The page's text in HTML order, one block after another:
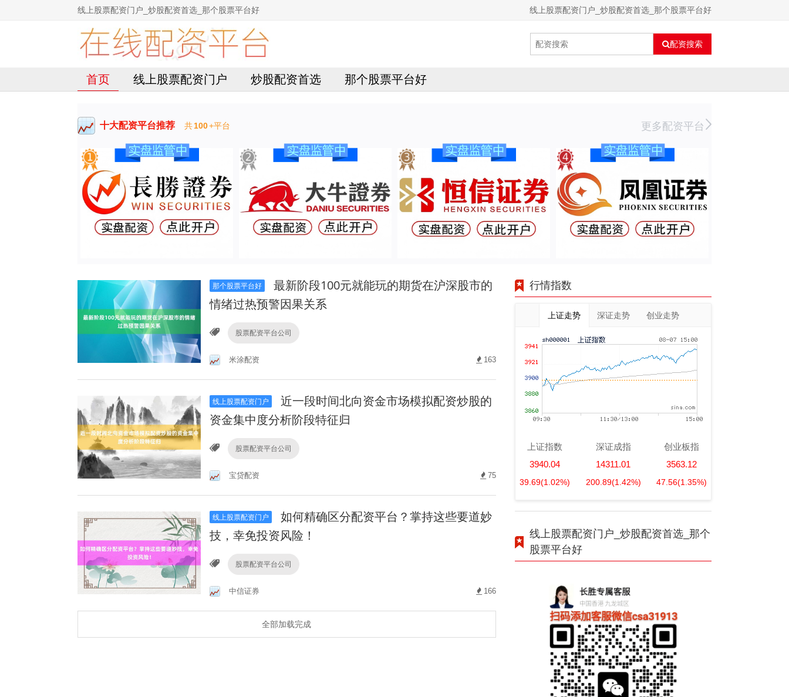
线上股票配资门户_炒股配资首选_那个股票平台好 线上股票配资门户_炒股配资首选_那个股票平台好
配资搜索
首页 线上股票配资门户 炒股配资首选 那个股票平台好
十大配资平台推荐 共100+平台 更多配资平台
那个股票平台好
最新阶段100元就能玩的期货在沪深股市的
情绪过热预警因果关系
股票配资平台公司
米涂配资 163
线上股票配资门户
近一段时间北向资金市场模拟配资炒股的
资金集中度分析阶段特征归
股票配资平台公司
宝贷配资 75
线上股票配资门户
如何精确区分配资平台？掌持这些要道妙
技，幸免投资风险！
股票配资平台公司
中信证券 166
全部加载完成
行情指数
上证走势 深证走势 创业走势
上证指数
3940.04
39.69(1.02%)
深证成指
14311.01
200.89(1.42%)
创业板指
3563.12
47.56(1.35%)
线上股票配资门户_炒股配资首选_那个
股票平台好